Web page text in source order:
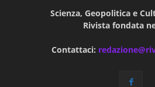
Scienza, Geopolitica e
Rivista fondata
Contattaci: